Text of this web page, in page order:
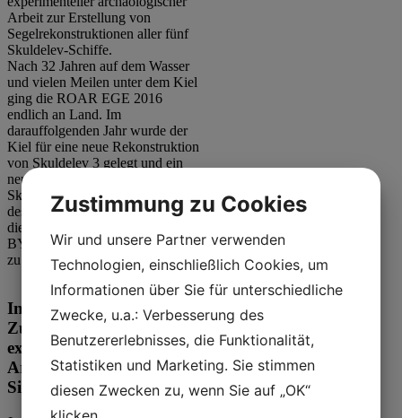
Arbeit zur Erstellung von
Segelrekonstruktionen aller fünf
Skuldelev-Schiffe.
Nach 32 Jahren auf dem Wasser
und vielen Meilen unter dem Kiel
ging die ROAR EGE 2016
endlich an Land. Im
darauffolgenden Jahr wurde der
Kiel für eine neue Rekonstruktion
von Skuldelev 3 gelegt und ein
neues Projekt – Reunion mit
Skuldelev 3 – begann in der Werft
des Museums. Das Ergebnis
dieses Projekts, die ESTRID
BYRDING, wurde im Jahr 2022
zu Wasser gelassen.
Interdisziplinäre
Zusammenarbeit in der
experimentellen
Archäologie – aus der
Sicht eines Handwerkers
Zustimmung zu Cookies
Wir und unsere Partner verwenden
Technologien, einschließlich Cookies, um
Informationen über Sie für unterschiedliche
Zwecke, u.a.: Verbesserung des
Benutzererlebnisses, die Funktionalität,
Statistiken und Marketing. Sie stimmen
diesen Zwecken zu, wenn Sie auf „OK“